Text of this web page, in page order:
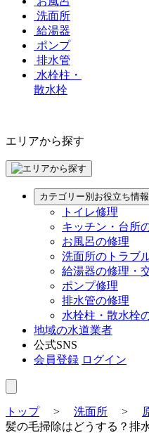
洗面所
給湯器
ポンプ
排水管
水栓柱・
散水栓
エリアから探す
カテゴリー別お役立ち情報
トイレ修理
キッチン・台所
お風呂の修理
洗面所のトラブ
給湯器の修理・
ポンプ修理
排水管の修理
水栓柱・散水栓
地域の水道業者
公式SNS
会員登録 ログイン
トップ> 洗面所 >
髪の毛掃除はどうする？排